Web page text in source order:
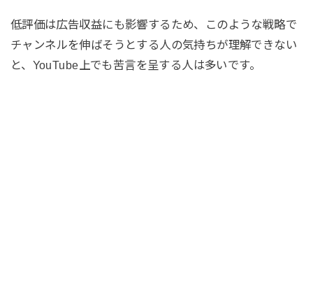
低評価は広告収益にも影響するため、このような戦略で
チャンネルを伸ばそうとする人の気持ちが理解できない
と、YouTube上でも苦言を呈する人は多いです。